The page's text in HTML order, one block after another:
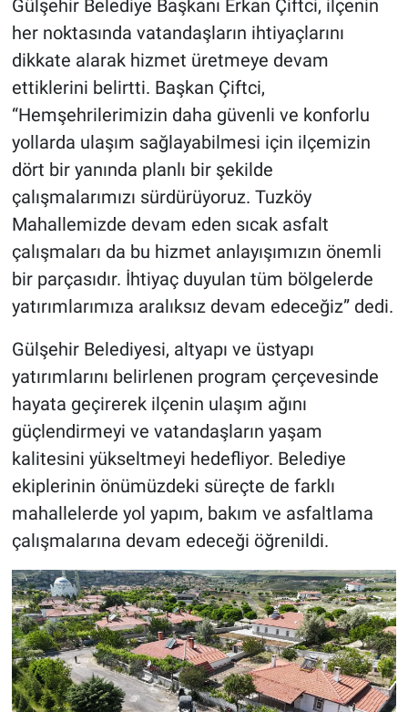
Gülşehir Belediye Başkanı Erkan Çiftci, ilçenin
her noktasında vatandaşların ihtiyaçlarını
dikkate alarak hizmet üretmeye devam
ettiklerini belirtti. Başkan Çiftci,
“Hemşehrilerimizin daha güvenli ve konforlu
yollarda ulaşım sağlayabilmesi için ilçemizin
dört bir yanında planlı bir şekilde
çalışmalarımızı sürdürüyoruz. Tuzköy
Mahallemizde devam eden sıcak asfalt
çalışmaları da bu hizmet anlayışımızın önemli
bir parçasıdır. İhtiyaç duyulan tüm bölgelerde
yatırımlarımıza aralıksız devam edeceğiz” dedi.
Gülşehir Belediyesi, altyapı ve üstyapı
yatırımlarını belirlenen program çerçevesinde
hayata geçirerek ilçenin ulaşım ağını
güçlendirmeyi ve vatandaşların yaşam
kalitesini yükseltmeyi hedefliyor. Belediye
ekiplerinin önümüzdeki süreçte de farklı
mahallelerde yol yapım, bakım ve asfaltlama
çalışmalarına devam edeceği öğrenildi.